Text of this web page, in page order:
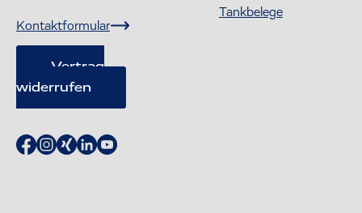
Kontaktformular
Vertrag
widerrufen
Tankbelege